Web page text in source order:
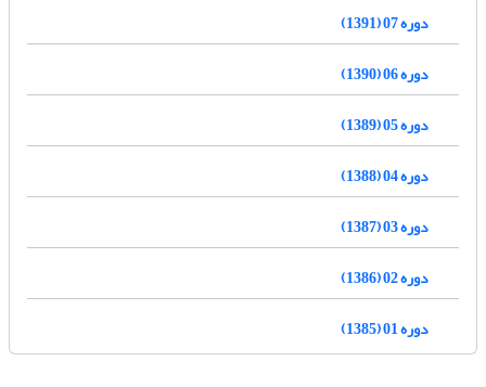
دوره 07 (1391)
دوره 06 (1390)
دوره 05 (1389)
دوره 04 (1388)
دوره 03 (1387)
دوره 02 (1386)
دوره 01 (1385)